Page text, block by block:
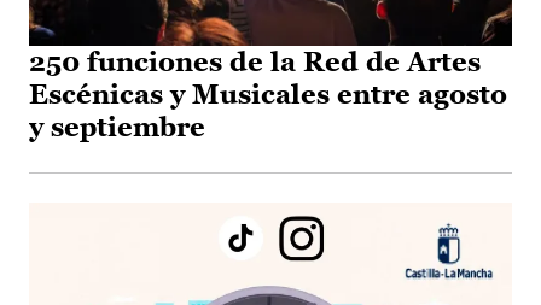
250 funciones de la Red de Artes
Escénicas y Musicales entre agosto
y septiembre